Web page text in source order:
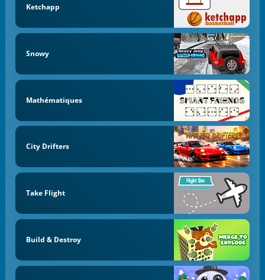
Ketchapp
Snowy
Mathématiques
City Drifters
Take Flight
Build & Destroy